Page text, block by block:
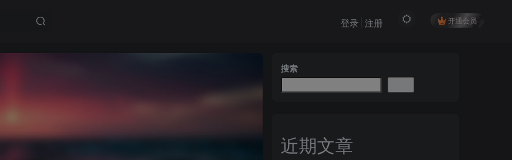
开通会员
登录 注册
搜索
近期文章